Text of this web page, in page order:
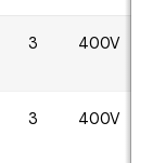
3 400V
3 400V